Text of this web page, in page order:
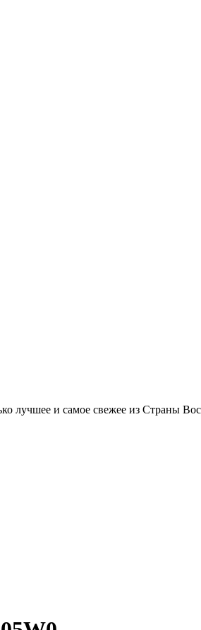
лучшее и самое свежее из Страны